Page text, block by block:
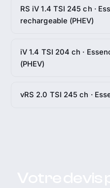
RS iV 1.4 TSI 245 ch ·
rechargeable (PHEV)
iV 1.4 TSI 204 ch ·
(PHEV)
vRS 2.0 TSI 245 ch ·